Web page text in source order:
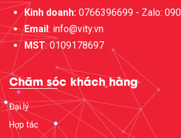
Kinh doanh: 0766396699 - Zalo:
Email : info@vity.vn
MST: 0109178697
Chăm sóc khách hàng
Đại lý
Hợp tác